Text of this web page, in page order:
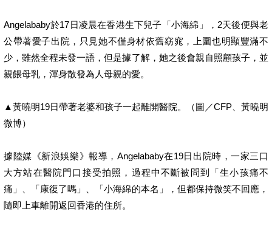
Angelababy於17日凌晨在香港生下兒子「小海綿」，2天後便與老
公帶著愛子出院，只見她不僅身材依舊窈窕，上圍也明顯豐滿不
少，雖然全程未發一語，但是據了解，她之後會親自照顧孩子，並
親餵母乳，渾身散發為人母親的愛。
▲黃曉明19日帶著老婆和孩子一起離開醫院。（圖／CFP、黃曉明
微博）
據陸媒《新浪娛樂》報導，Angelababy在19日出院時，一家三口
大方站在醫院門口接受拍照，過程中不斷被問到「生小孩痛不
痛」、「康復了嗎」、「小海綿的本名」，但都保持微笑不回應，
隨即上車離開返回香港的住所。